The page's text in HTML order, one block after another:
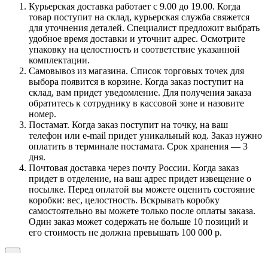
Курьерская доставка работает с 9.00 до 19.00. Когда
товар поступит на склад, курьерская служба свяжется
для уточнения деталей. Специалист предложит выбрать
удобное время доставки и уточнит адрес. Осмотрите
упаковку на целостность и соответствие указанной
комплектации.
Самовывоз из магазина. Список торговых точек для
выбора появится в корзине. Когда заказ поступит на
склад, вам придет уведомление. Для получения заказа
обратитесь к сотруднику в кассовой зоне и назовите
номер.
Постамат. Когда заказ поступит на точку, на ваш
телефон или e-mail придет уникальный код. Заказ нужно
оплатить в терминале постамата. Срок хранения — 3
дня.
Почтовая доставка через почту России. Когда заказ
придет в отделение, на ваш адрес придет извещение о
посылке. Перед оплатой вы можете оценить состояние
коробки: вес, целостность. Вскрывать коробку
самостоятельно вы можете только после оплаты заказа.
Один заказ может содержать не больше 10 позиций и
его стоимость не должна превышать 100 000 р.